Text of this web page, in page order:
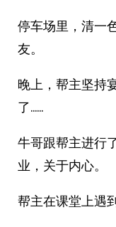
停车场里，清一
友。
晚上，帮主坚持
了……
牛哥跟帮主进行
业，关于内心。
帮主在课堂上遇